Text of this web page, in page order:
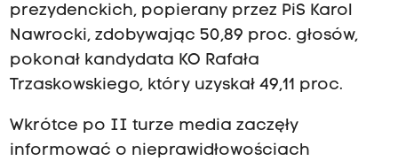
prezydenckich, popierany przez PiS Karol
Nawrocki, zdobywając 50,89 proc. głosów,
pokonał kandydata KO Rafała
Trzaskowskiego, który uzyskał 49,11 proc.
Wkrótce po II turze media zaczęły
informować o nieprawidłowościach